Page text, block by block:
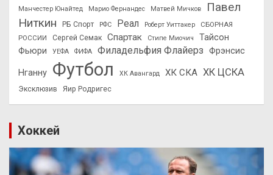
Манчестер Юнайтед Марио Фернандес Матвей Мичков
Павел
Ниткин
РБ Спорт РФС Реал Роберт Уиттакер
СБОРНАЯ
РОССИИ
Сергей Семак Спартак Стипе Миочич
Тайсон
Фьюри
УЕФА ФИФА Филадельфия Флайерз Фрэнсис
Нганну Футбол ХК Авангард ХК СКА ХК ЦСКА
Эксклюзив Яир Родригес
Хоккей